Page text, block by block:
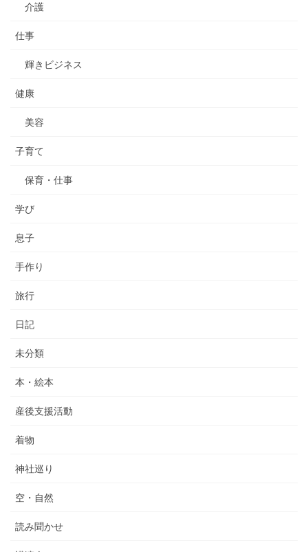
介護
仕事
輝きビジネス
健康
美容
子育て
保育・仕事
学び
息子
手作り
旅行
日記
未分類
本・絵本
産後支援活動
着物
神社巡り
空・自然
読み聞かせ